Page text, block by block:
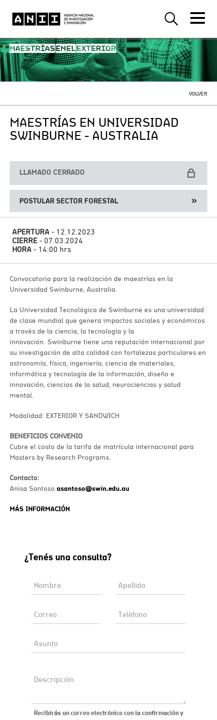
MAESTRÍAS EN EL EXTERIOR
VOLVER
MAESTRÍAS EN UNIVERSIDAD
SWINBURNE - AUSTRALIA
LLAMADO CERRADO
POSTULAR SECTOR FORESTAL
APERTURA - 12.12.2023
CIERRE - 07.03.2024
HORA - 14:00 hrs
Convocatoria para la realización de maestrías en la
Universidad Swinburne, Australia.
La Universidad Tecnológica de Swinburne es una universidad
de clase mundial que genera impactos sociales y económicos
a través de la ciencia, la tecnología y la
innovación. Swinburne tiene una reputación internacional por
su investigación de alta calidad con fortalezas particulares en
astronomía, física, ingeniería, ciencia de materiales,
informática y tecnología de la información, diseño e
innovación, ciencias de la salud, neurociencias y salud
mental.
Modalidad: EXTERIOR Y SANDWICH
BENEFICIOS CONVENIO
Cubre el costo de la tarifa de matrícula internacional para
Masters by Research Programs.
Contacto:
Anisa Santoso asantoso@swin.edu.au
MÁS INFORMACIÓN